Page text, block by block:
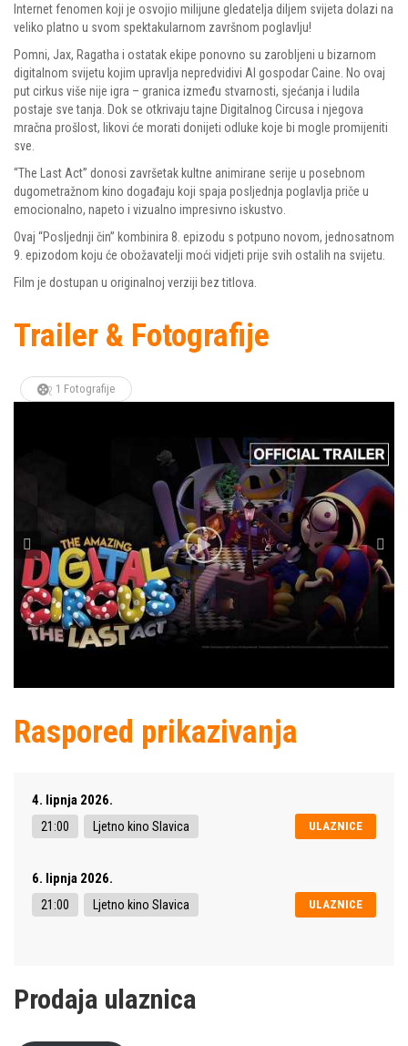
Internet fenomen koji je osvojio milijune gledatelja diljem svijeta dolazi na
veliko platno u svom spektakularnom završnom poglavlju!
Pomni, Jax, Ragatha i ostatak ekipe ponovno su zarobljeni u bizarnom
digitalnom svijetu kojim upravlja nepredvidivi AI gospodar Caine. No ovaj
put cirkus više nije igra – granica između stvarnosti, sjećanja i ludila
postaje sve tanja. Dok se otkrivaju tajne Digitalnog Circusa i njegova
mračna prošlost, likovi će morati donijeti odluke koje bi mogle promijeniti
sve.
“The Last Act” donosi završetak kultne animirane serije u posebnom
dugometražnom kino događaju koji spaja posljednja poglavlja priče u
emocionalno, napeto i vizualno impresivno iskustvo.
Ovaj “Posljednji čin” kombinira 8. epizodu s potpuno novom, jednosatnom
9. epizodom koju će obožavatelji moći vidjeti prije svih ostalih na svijetu.
Film je dostupan u originalnoj verziji bez titlova.
Trailer & Fotografije
1 Fotografije
Raspored prikazivanja
4. lipnja 2026.
ULAZNICE
21:00 Ljetno kino Slavica
6. lipnja 2026.
ULAZNICE
21:00 Ljetno kino Slavica
Prodaja ulaznica